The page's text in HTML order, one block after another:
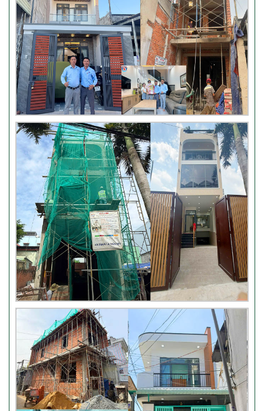
Đánh giá khách hàng xây nhà
tại Thủ Đức
Thi công móng nhà có sàn
vượt nhịp tại Hóc Môn
Đánh giá của khách hàng xây
nhà 3 tầng tại Thủ Đức
Video đánh giá của khách hàng
anh Hào Quận Gò Vấp-Xây
nhà trọn gói